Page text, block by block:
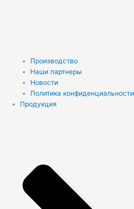
Производство
Наши партнеры
Новости
Политика конфиденциальности
Продукция